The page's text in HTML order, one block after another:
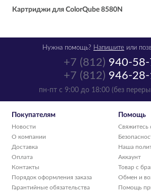
Картриджи для ColorQube 8580N
+7 (812) 940-
+7 (812) 946-
пн-пт с 9:00 до 18:00 (без
Нужна помощь? Напишите или
Покупателям
Новости
О компании
Доставка
Оплата
Контакты
Порядок оформления заказа
Гарантийные обязательства
Помощь
Свяжитесь
Наша
Аккаунт
Товар с
Обмен и
Помощь